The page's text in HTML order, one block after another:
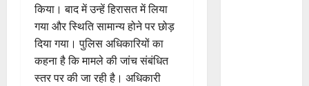
किया। बाद में उन्हें हिरासत में लिया
गया और स्थिति सामान्य होने पर छोड़
दिया गया। पुलिस अधिकारियों का
कहना है कि मामले की जांच संबंधित
स्तर पर की जा रही है। अधिकारी